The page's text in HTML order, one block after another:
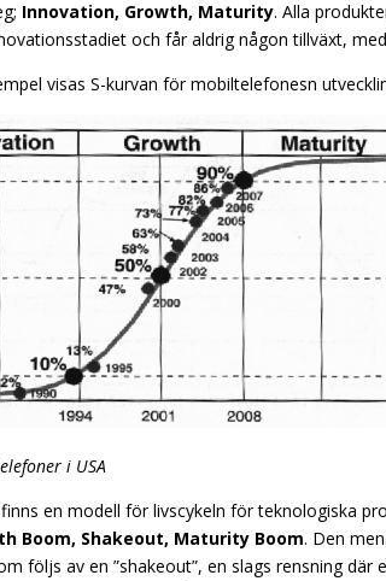
Innovation, Growth, Maturity. Alla
och får aldrig någon tillväxt,
visas S-kurvan för mobiltelefonesn
i USA
en modell för livscykeln för teknologiska
Boom, Shakeout, Maturity Boom. Den
följs av en ”shakeout”, en slags rensning